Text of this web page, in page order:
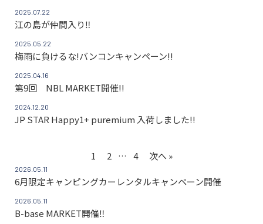
2025.07.22
江の島が仲間入り‼
2025.05.22
梅雨に負けるな!バンコンキャンペーン!!
2025.04.16
第9回 NBL MARKET開催!!
2024.12.20
JP STAR Happy1+ puremium 入荷しました!!
1 2 … 4 次へ »
2026.05.11
6月限定キャンピングカーレンタルキャンペーン開催
2026.05.11
B-base MARKET開催‼